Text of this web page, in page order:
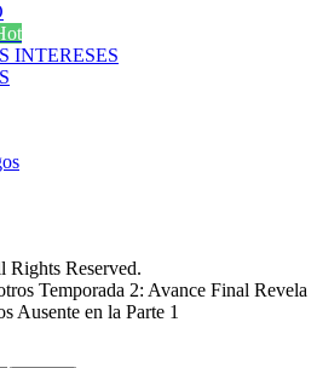
INTERESES
Reserved.
Temporada 2: Avance Final Revela
Ausente en la Parte 1